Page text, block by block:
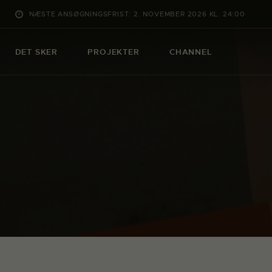
NÆSTE ANSØGNINGSFRIST: 2. NOVEMBER 2026 KL. 24:00
DET SKER PROJEKTER CHANNEL